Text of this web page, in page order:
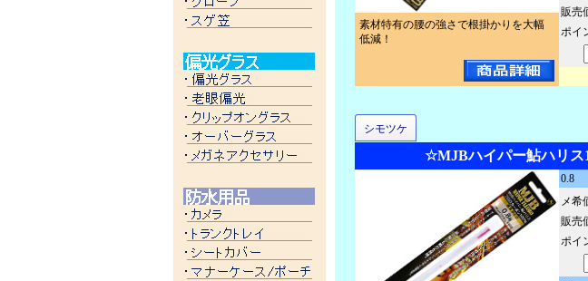
素材特有の腰の強さで根掛かりを大幅
低減！
販売
ポイ
シモツケ
☆MJBハイパー鮎ハリス
0.8
メ希
販売
ポイ